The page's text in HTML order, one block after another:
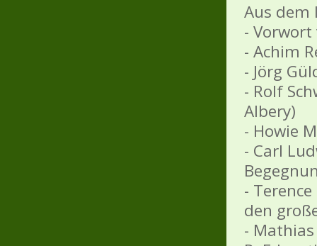
Aus dem
-
- Achim
- Jörg
- Rolf
Albery)
- Howie
- Carl
-
den
-